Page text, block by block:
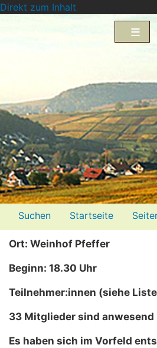
Direkt zum Inhalt
Menü2
Suchen Startseite
Impressum
Ort: Weinhof Pfeffer
Beginn: 18.30 Uhr
Teilnehmer:innen (siehe
33 Mitglieder sind anwesend
Es haben sich im Vorfeld